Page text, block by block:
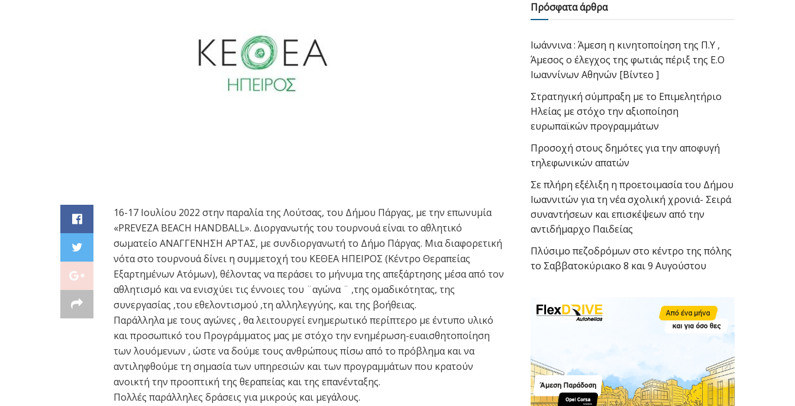
16-17 Ιουλίου 2022 στην παραλία της Λούτσας, του Δήμου Πάργας, με την επωνυμία
«PREVEZA BEACH HANDBALL». Διοργανωτής του τουρνουά είναι το αθλητικό
σωματείο ΑΝΑΓΓΕΝΗΣΗ ΑΡΤΑΣ, με συνδιοργανωτή το Δήμο Πάργας. Μια διαφορετική
νότα στο τουρνουά δίνει η συμμετοχή του ΚΕΘΕΑ ΗΠΕΙΡΟΣ (Κέντρο Θεραπείας
Εξαρτημένων Ατόμων), θέλοντας να περάσει το μήνυμα της απεξάρτησης μέσα από τον
αθλητισμό και να ενισχύει τις έννοιες του ¨αγώνα ¨ ,της ομαδικότητας, της
συνεργασίας ,του εθελοντισμού ,τη αλληλεγγύης, και της βοήθειας.
Παράλληλα με τους αγώνες , θα λειτουργεί ενημερωτικό περίπτερο με έντυπο υλικό
και προσωπικό του Προγράμματος μας με στόχο την ενημέρωση-ευαισθητοποίηση
των λουόμενων , ώστε να δούμε τους ανθρώπους πίσω από το πρόβλημα και να
αντιληφθούμε τη σημασία των υπηρεσιών και των προγραμμάτων που κρατούν
ανοικτή την προοπτική της θεραπείας και της επανένταξης.
Πολλές παράλληλες δράσεις για μικρούς και μεγάλους.
Πρόσφατα άρθρα
Ιωάννινα : Άμεση η κινητοποίηση της Π.Υ ,
Άμεσος ο έλεγχος της φωτιάς πέριξ της Ε.Ο
Ιωαννίνων Αθηνών [Βίντεο ]
Στρατηγική σύμπραξη με το Επιμελητήριο
Ηλείας με στόχο την αξιοποίηση
ευρωπαϊκών προγραμμάτων
Προσοχή στους δημότες για την αποφυγή
τηλεφωνικών απατών
Σε πλήρη εξέλιξη η προετοιμασία του Δήμου
Ιωαννιτών για τη νέα σχολική χρονιά- Σειρά
συναντήσεων και επισκέψεων από την
αντιδήμαρχο Παιδείας
Πλύσιμο πεζοδρόμων στο κέντρο της πόλης
το Σαββατοκύριακο 8 και 9 Αυγούστου